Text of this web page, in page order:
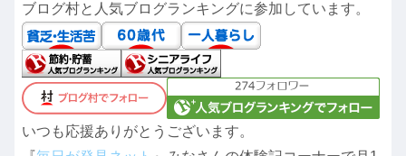
ブログ村と人気ブログランキングに参加しています。
いつも応援ありがとうございます。